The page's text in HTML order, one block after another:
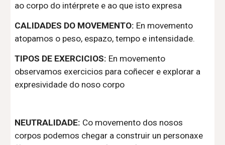
ao corpo do intérprete e ao que isto expresa
CALIDADES DO MOVEMENTO: En movemento
atopamos o peso, espazo, tempo e intensidade.
TIPOS DE EXERCICIOS: En movemento
observamos exercicios para coñecer e explorar a
expresividade do noso corpo
NEUTRALIDADE: Co movemento dos nosos
corpos podemos chegar a construir un personaxe